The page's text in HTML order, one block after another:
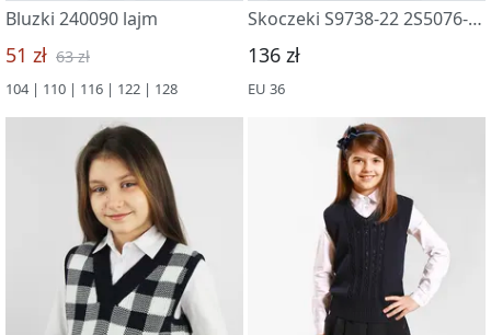
Bluzki 240090 lajm
51 zł 63 zł
104 | 110 | 116 | 122 | 128
Skoczeki S9738-22 2S5076-D43 t.sinij
136 zł
EU 36